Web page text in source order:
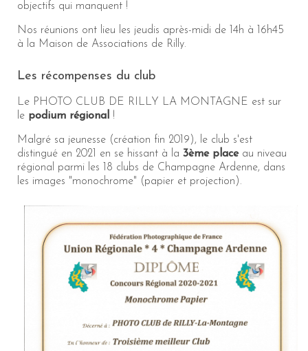
objectifs qui manquent !
Nos réunions ont lieu les jeudis après-midi de 14h à 16h45
à la Maison de Associations de Rilly.
Les récompenses du club
Le PHOTO CLUB DE RILLY LA MONTAGNE est sur
le podium régional !
Malgré sa jeunesse (création fin 2019), le club s'est
distingué en 2021 en se hissant à la 3ème placeau niveau
régional parmi les 18 clubs de Champagne Ardenne, dans
les images "monochrome" (papier et projection).